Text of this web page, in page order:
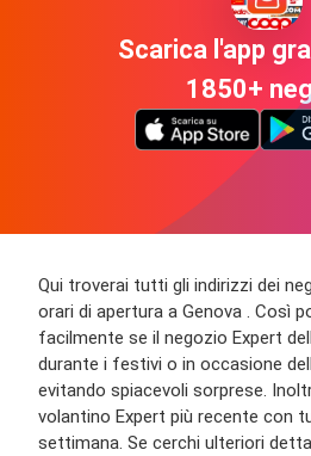
Scarica l'app
1850+
Qui troverai tutti gli indirizzi dei
orari di apertura a Genova . Così
facilmente se il negozio Expert
durante i festivi o in occasione
evitando spiacevoli sorprese.
volantino Expert più recente con
settimana. Se cerchi ulteriori